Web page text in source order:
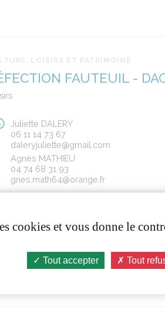
LOISIRS ET PATRIMOINE
FAUTEUIL -
Juliette DALERY
06 11 14 73 67
daleryjuliette@gmail.com
Agnès MATHIEU
04 74 68 31 93
gnes.math64@orange.fr
daleryjuliette@gmail.com
cookies et vous donne le
Tout accepter Tout